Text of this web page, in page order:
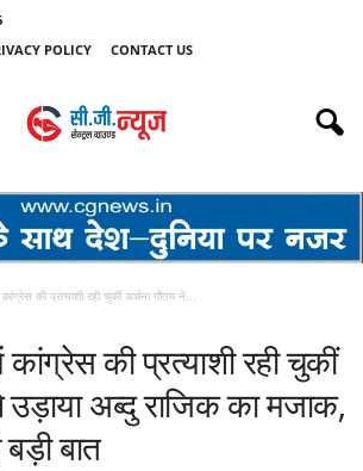
POLICY CONTACT US
की प्रत्याशी रही चुकीं अर्चना गौतम ने...
की प्रत्याशी रही चुकीं
उड़ाया अब्दु राजिक का मजाक,
बात